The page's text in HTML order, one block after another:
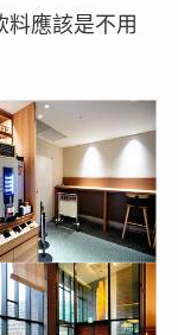
料應該是不用